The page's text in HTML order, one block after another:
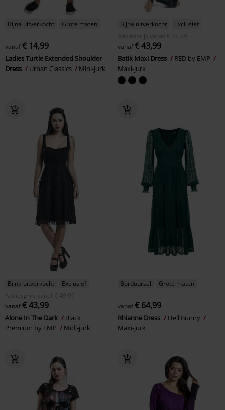
Bijna uitverkocht Grote maten
vanaf€ 14,99
Ladies Turtle Extended Shoulder
Dress
Urban Classics Mini-jurk
Bijna uitverkocht
Exclusief
Adviesprijs
vanaf € 49,99
vanaf€ 43,99
Batik Maxi Dress
RED by EMP
Maxi-jurk
Bijna uitverkocht
Exclusief
Adviesprijs
vanaf € 49,99
vanaf€ 43,99
Alone In The Dark
Black
Premium by EMP
Midi-jurk
Borduursel Grote maten
vanaf€ 64,99
Rhianne Dress
Hell Bunny
Maxi-jurk